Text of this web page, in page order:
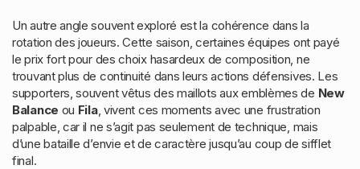
Un autre angle souvent exploré est la cohérence dans la
rotation des joueurs. Cette saison, certaines équipes ont payé
le prix fort pour des choix hasardeux de composition, ne
trouvant plus de continuité dans leurs actions défensives. Les
supporters, souvent vêtus des maillots aux emblèmes de New
Balance ou Fila, vivent ces moments avec une frustration
palpable, car il ne s’agit pas seulement de technique, mais
d’une bataille d’envie et de caractère jusqu’au coup de sifflet
final.